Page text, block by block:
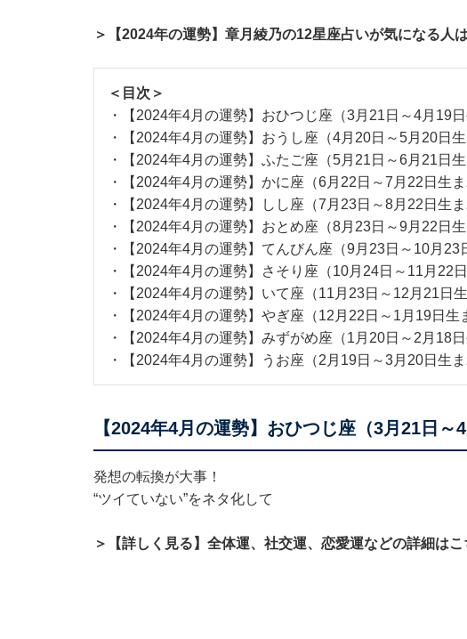
＞【2024年の運勢】章月綾乃の12星座占いが気になる人
＜目次＞
・
【2024年4月の運勢】おひつじ座（3月21日～4月19日
・
【2024年4月の運勢】おうし座（4月20日～5月20日生
・
【2024年4月の運勢】ふたご座（5月21日～6月21日生
・
【2024年4月の運勢】かに座（6月22日～7月22日生ま
・
【2024年4月の運勢】しし座（7月23日～8月22日生ま
・
【2024年4月の運勢】おとめ座（8月23日～9月22日生
・
【2024年4月の運勢】てんびん座（9月23日～10月23
・
【2024年4月の運勢】さそり座（10月24日～11月22日
・
【2024年4月の運勢】いて座（11月23日～12月21日生
・
【2024年4月の運勢】やぎ座（12月22日～1月19日生
・
【2024年4月の運勢】みずがめ座（1月20日～2月18日
・
【2024年4月の運勢】うお座（2月19日～3月20日生ま
【2024年4月の運勢】おひつじ座（3月21日～4
発想の転換が大事！
“ツイていない”をネタ化して
＞【詳しく見る】全体運、社交運、恋愛運などの詳細はこ